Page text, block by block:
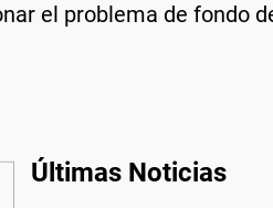
el problema de fondo
Últimas Noticias